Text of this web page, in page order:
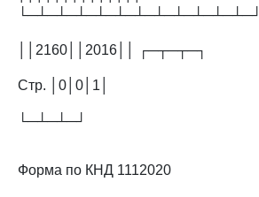
└─┴─┴─┴─┴─┴─┴─┴─┴─┴─┴─┴─┘
││2160││2016││ ┌─┬─┬─┐
Стр. │0│0│1│
└─┴─┴─┘
Форма по КНД 1112020